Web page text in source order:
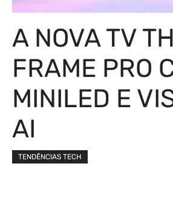
A NOVA TV
FRAME PRO
MINILED E
AI
TENDÊNCIAS TECH